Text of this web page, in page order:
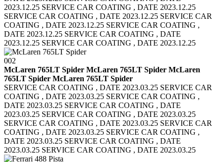
2023.12.25 SERVICE CAR COATING , DATE 2023.12.25
SERVICE CAR COATING , DATE 2023.12.25 SERVICE CAR
COATING , DATE 2023.12.25 SERVICE CAR COATING ,
DATE 2023.12.25 SERVICE CAR COATING , DATE
2023.12.25 SERVICE CAR COATING , DATE 2023.12.25
002
McLaren 765LT Spider McLaren 765LT Spider McLaren
765LT Spider McLaren 765LT Spider
SERVICE CAR COATING , DATE 2023.03.25 SERVICE CAR
COATING , DATE 2023.03.25 SERVICE CAR COATING ,
DATE 2023.03.25 SERVICE CAR COATING , DATE
2023.03.25 SERVICE CAR COATING , DATE 2023.03.25
SERVICE CAR COATING , DATE 2023.03.25 SERVICE CAR
COATING , DATE 2023.03.25 SERVICE CAR COATING ,
DATE 2023.03.25 SERVICE CAR COATING , DATE
2023.03.25 SERVICE CAR COATING , DATE 2023.03.25